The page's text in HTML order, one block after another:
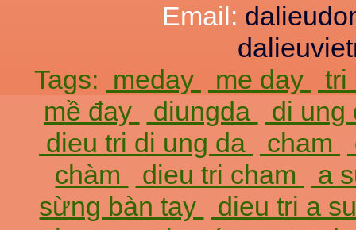
Email:
Tags: meday me day
tri
mề đay
diungda
di
dieu tri di ung da
cham
chàm
dieu tri cham
a
sừng bàn tay
dieu tri a